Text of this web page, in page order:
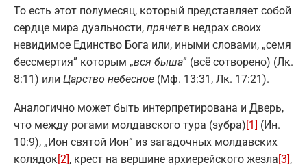
То есть этот полумесяц, который представляет собой
сердце мира дуальности, прячетв недрах своих
невидимое Единство Бога или, иными словами, „семя
бессмертия” которым „вся быша” (всё сотворено) (Лк.
8:11) или Царство небесное (Мф. 13:31, Лк. 17:21).
Аналогично может быть интерпретирована и Дверь,
что между рогами молдавского тура (зубра)[1] (Ин.
10:9), „Ион святой Ион” из загадочных молдавских
колядок[2], крест на вершине архиерейского жезла[3],